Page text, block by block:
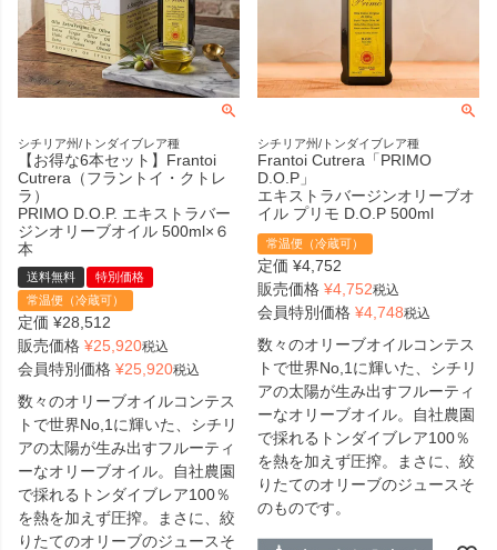
シチリア州/トンダイブレア種
【お得な6本セット】Frantoi
Cutrera（フラントイ・クトレ
ラ）
PRIMO D.O.P. エキストラバー
ジンオリーブオイル 500ml×６
本
送料無料
特別価格
常温便（冷蔵可）
定価 ¥28,512
販売価格 ¥25,920税込
会員特別価格 ¥25,920税込
数々のオリーブオイルコンテス
トで世界No,1に輝いた、シチリ
アの太陽が生み出すフルーティ
ーなオリーブオイル。自社農園
で採れるトンダイブレア100％
を熱を加えず圧搾。まさに、絞
りたてのオリーブのジュースそ
シチリア州/トンダイブレア種
Frantoi Cutrera「PRIMO
D.O.P」
エキストラバージンオリーブオ
イル プリモ D.O.P 500ml
常温便（冷蔵可）
定価 ¥4,752
販売価格 ¥4,752税込
会員特別価格 ¥4,748税込
数々のオリーブオイルコンテス
トで世界No,1に輝いた、シチリ
アの太陽が生み出すフルーティ
ーなオリーブオイル。自社農園
で採れるトンダイブレア100％
を熱を加えず圧搾。まさに、絞
りたてのオリーブのジュースそ
のものです。